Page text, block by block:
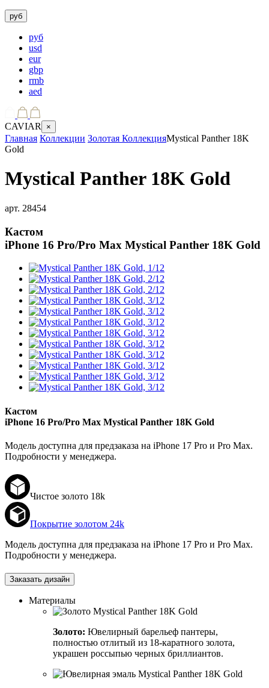
руб
руб
usd
eur
gbp
rmb
aed
CAVIAR ×
Главная Коллекции Золотая КоллекцияMystical Panther 18K
Gold
Mystical Panther 18K Gold
арт. 28454
Кастом
iPhone 16 Pro/Pro Max Mystical Panther 18K Gold
Кастом
iPhone 16 Pro/Pro Max Mystical Panther 18K Gold
Модель доступна для предзаказа на iPhone 17 Pro и Pro Max.
Подробности у менеджера.
Чистое золото 18k
Покрытие золотом 24k
Модель доступна для предзаказа на iPhone 17 Pro и Pro Max.
Подробности у менеджера.
Заказать дизайн
Материалы
Золото: Ювелирный барельеф пантеры,
полностью отлитый из 18-каратного золота,
украшен россыпью черных бриллиантов.